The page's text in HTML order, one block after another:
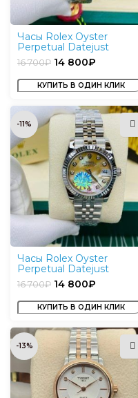
Часы Rolex Oyster
Perpetual Datejust
16 700₽ 14 800₽
КУПИТЬ В ОДИН КЛИК
-11%
Часы Rolex Oyster
Perpetual Datejust
16 700₽ 14 800₽
КУПИТЬ В ОДИН КЛИК
-13%